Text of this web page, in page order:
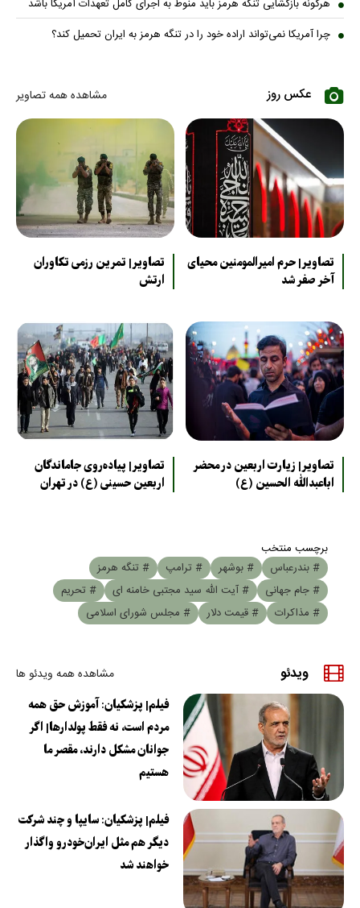
هرگونه بازگشایی تنگه هرمز باید منوط به اجرای کامل تعهدات آمریکا باشد
چرا آمریکا نمی‌تواند اراده خود را در تنگه هرمز به ایران تحمیل کند؟
عکس روز مشاهده همه تصاویر
تصاویر| حرم امیرالمومنین محیای
آخر صفر شد
تصاویر| تمرین رزمی تکاوران
ارتش
تصاویر| زیارت اربعین در محضر
اباعبدالله الحسین (ع)
تصاویر| پیاده‌روی جاماندگان
اربعین حسینی (ع) در تهران
برچسب منتخب
# بندرعباس
# بوشهر # ترامپ
# تنگه هرمز
# جام جهانی
# آیت الله سید مجتبی خامنه ای
# تحریم
# مذاکرات
# قیمت دلار # مجلس شورای اسلامی
ویدئو مشاهده همه ویدئو ها
فیلم| پزشکیان: آموزش حق همه
مردم است، نه فقط پولدارها| اگر
جوانان مشکل دارند، مقصر ما
هستیم
فیلم| پزشکیان: سایپا و چند شرکت
دیگر هم مثل ایران‌خودرو واگذار
خواهند شد